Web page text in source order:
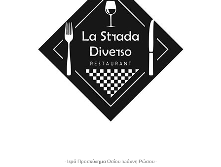
- Ιερό Προσκύνημα Οσίου Ιωάννη Ρώσου -